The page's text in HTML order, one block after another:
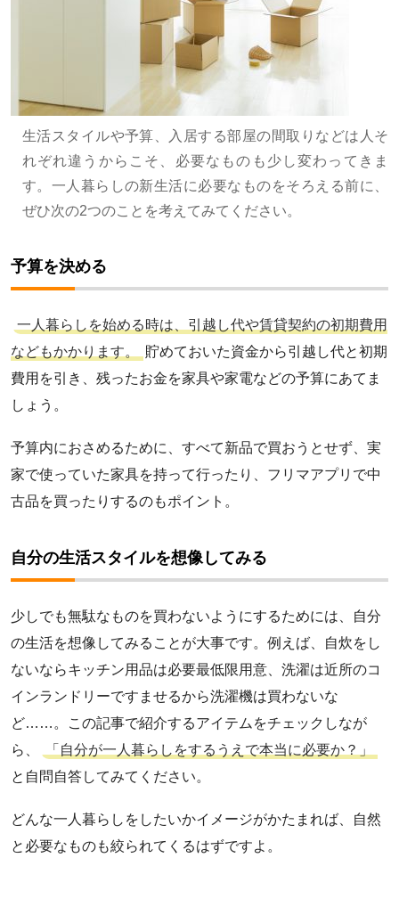
生活スタイルや予算、入居する部屋の間取りなどは人そ
れぞれ違うからこそ、必要なものも少し変わってきま
す。一人暮らしの新生活に必要なものをそろえる前に、
ぜひ次の2つのことを考えてみてください。
予算を決める
一人暮らしを始める時は、引越し代や賃貸契約の初期費用
などもかかります。
貯めておいた資金から引越し代と初期
費用を引き、残ったお金を家具や家電などの予算にあてま
しょう。
予算内におさめるために、すべて新品で買おうとせず、実
家で使っていた家具を持って行ったり、フリマアプリで中
古品を買ったりするのもポイント。
自分の生活スタイルを想像してみる
少しでも無駄なものを買わないようにするためには、自分
の生活を想像してみることが大事です。例えば、自炊をし
ないならキッチン用品は必要最低限用意、洗濯は近所のコ
インランドリーですませるから洗濯機は買わないな
ど……。この記事で紹介するアイテムをチェックしなが
ら、
「自分が一人暮らしをするうえで本当に必要か？」
と自問自答してみてください。
どんな一人暮らしをしたいかイメージがかたまれば、自然
と必要なものも絞られてくるはずですよ。